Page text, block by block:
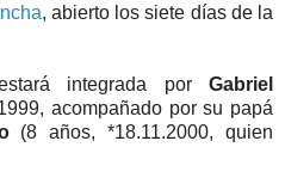
, abierto los siete días de la
integrada por Gabriel
acompañado por su papá
(8 años, *18.11.2000, quien